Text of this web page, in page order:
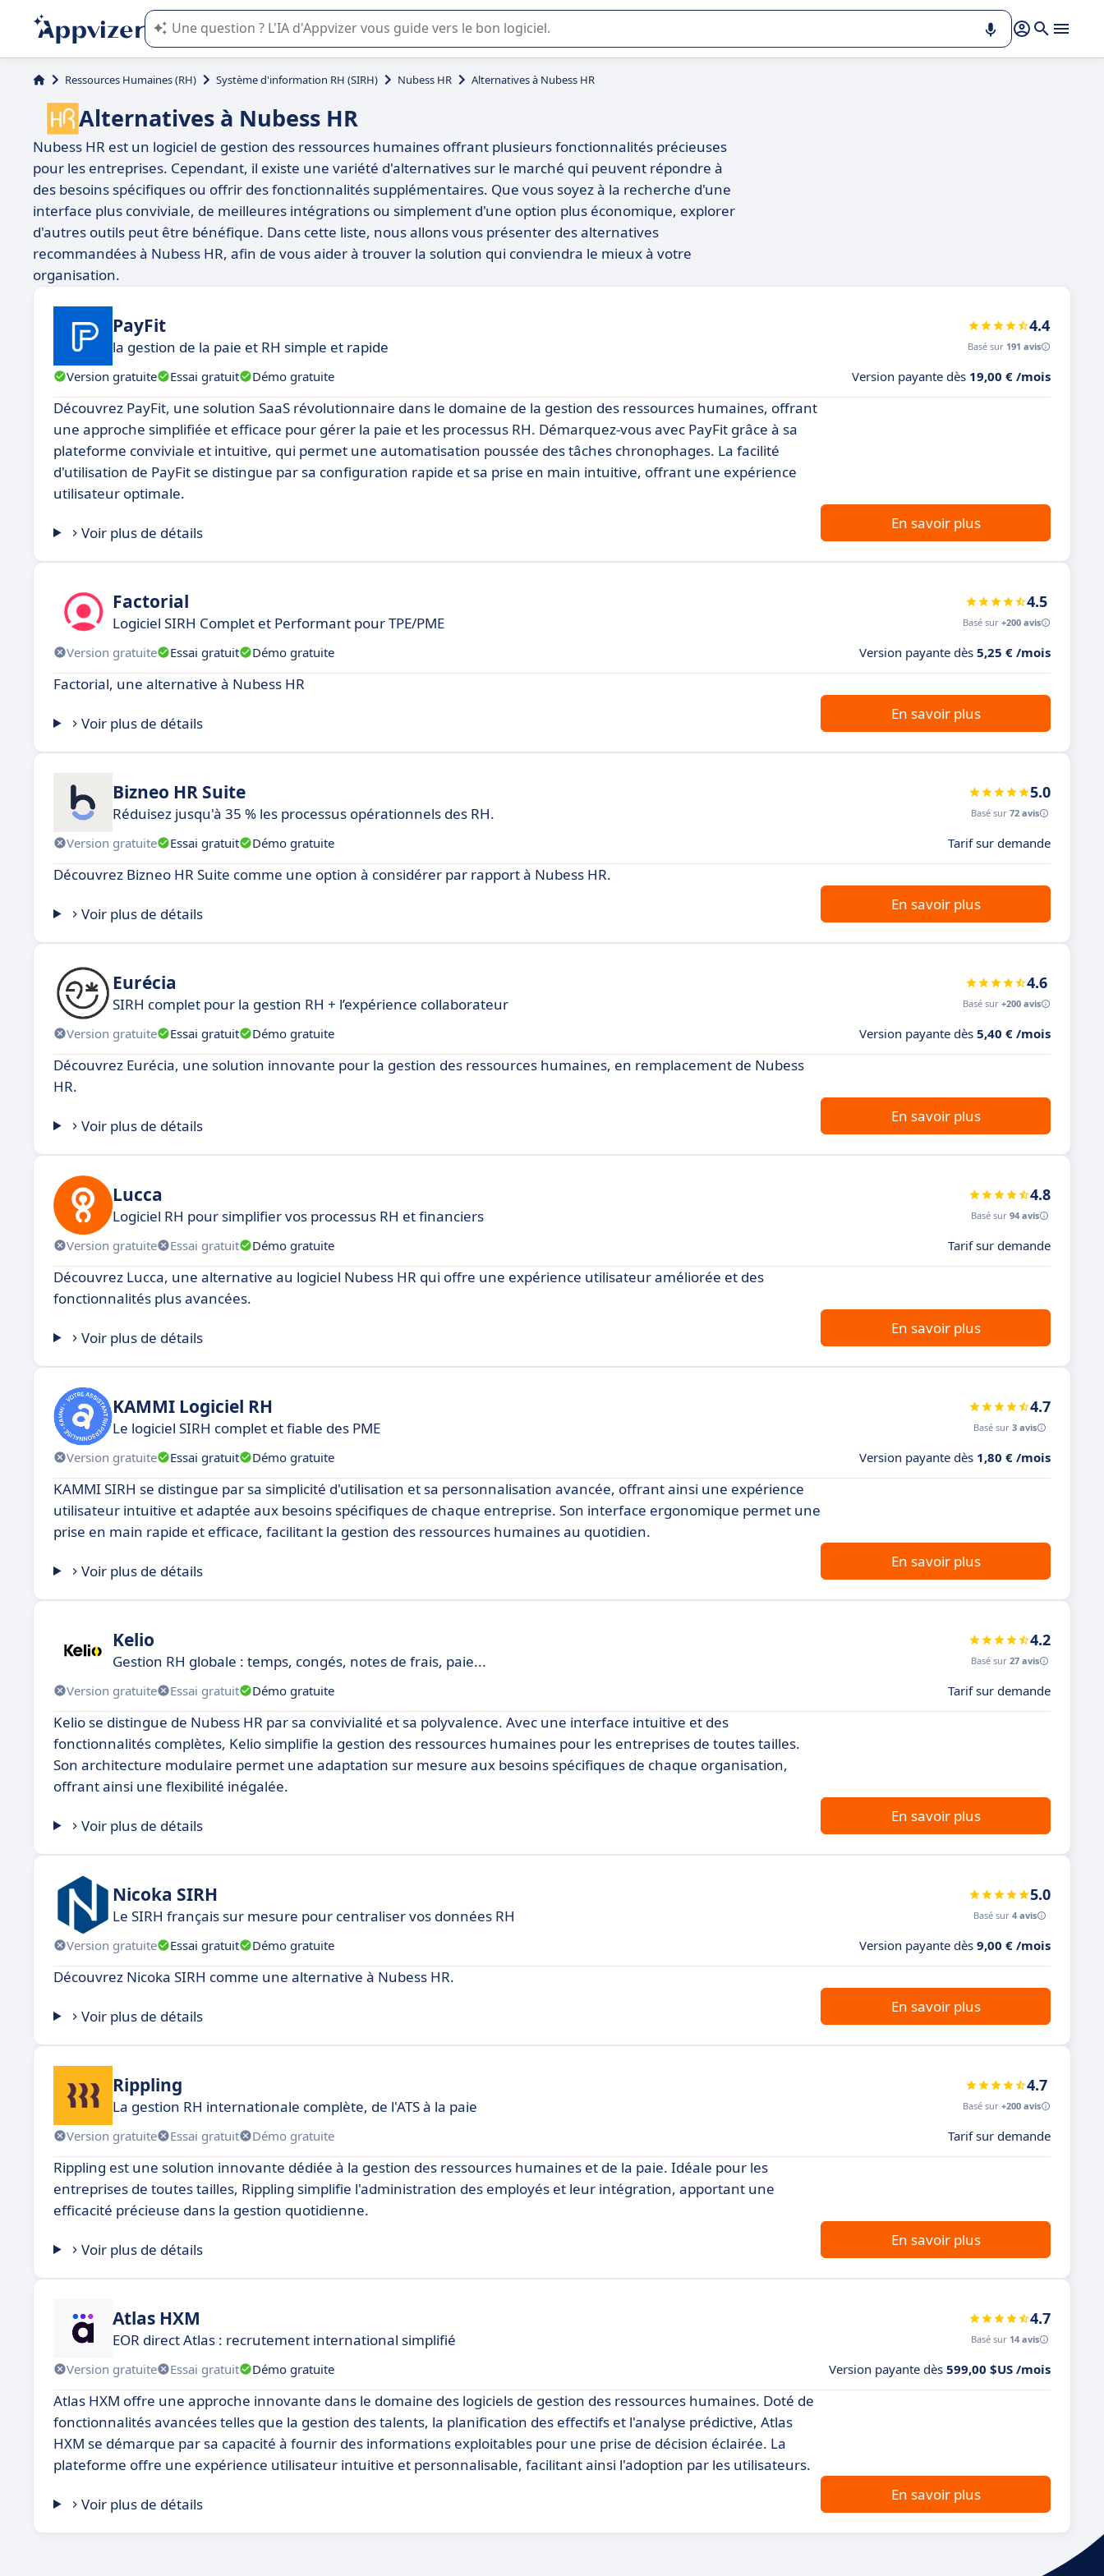
L'IA de Appvizer vous guide dans l'utilisation ou la sélection de logiciel SaaS en entreprise.
Ressources Humaines (RH) Système d'information RH (SIRH) Nubess HR Alternatives à Nubess HR
Alternatives à Nubess HR
Nubess HR est un logiciel de gestion des ressources humaines offrant plusieurs fonctionnalités précieuses
pour les entreprises. Cependant, il existe une variété d'alternatives sur le marché qui peuvent répondre à
des besoins spécifiques ou offrir des fonctionnalités supplémentaires. Que vous soyez à la recherche d'une
interface plus conviviale, de meilleures intégrations ou simplement d'une option plus économique, explorer
d'autres outils peut être bénéfique. Dans cette liste, nous allons vous présenter des alternatives
recommandées à Nubess HR, afin de vous aider à trouver la solution qui conviendra le mieux à votre
organisation.
PayFit
la gestion de la paie et RH simple et rapide
4.4
Basé sur 191 avis
Version gratuite Essai gratuit Démo gratuite Version payante dès 19,00 € /mois
Découvrez PayFit, une solution SaaS révolutionnaire dans le domaine de la gestion des ressources humaines, offrant
une approche simplifiée et efficace pour gérer la paie et les processus RH. Démarquez-vous avec PayFit grâce à sa
plateforme conviviale et intuitive, qui permet une automatisation poussée des tâches chronophages. La facilité
d'utilisation de PayFit se distingue par sa configuration rapide et sa prise en main intuitive, offrant une expérience
utilisateur optimale.
Voir plus de détails
En savoir plus
Factorial
Logiciel SIRH Complet et Performant pour TPE/PME
4.5
Basé sur +200 avis
Version gratuite Essai gratuit Démo gratuite Version payante dès 5,25 € /mois
Factorial, une alternative à Nubess HR
Voir plus de détails
En savoir plus
Bizneo HR Suite
Réduisez jusqu'à 35 % les processus opérationnels des RH.
5.0
Basé sur 72 avis
Version gratuite Essai gratuit Démo gratuite Tarif sur demande
Découvrez Bizneo HR Suite comme une option à considérer par rapport à Nubess HR.
Voir plus de détails
En savoir plus
Eurécia
SIRH complet pour la gestion RH + l’expérience collaborateur
4.6
Basé sur +200 avis
Version gratuite Essai gratuit Démo gratuite Version payante dès 5,40 € /mois
Découvrez Eurécia, une solution innovante pour la gestion des ressources humaines, en remplacement de Nubess
HR.
Voir plus de détails
En savoir plus
Lucca
Logiciel RH pour simplifier vos processus RH et financiers
4.8
Basé sur 94 avis
Version gratuite Essai gratuit Démo gratuite Tarif sur demande
Découvrez Lucca, une alternative au logiciel Nubess HR qui offre une expérience utilisateur améliorée et des
fonctionnalités plus avancées.
Voir plus de détails
En savoir plus
KAMMI Logiciel RH
Le logiciel SIRH complet et fiable des PME
4.7
Basé sur 3 avis
Version gratuite Essai gratuit Démo gratuite Version payante dès 1,80 € /mois
KAMMI SIRH se distingue par sa simplicité d'utilisation et sa personnalisation avancée, offrant ainsi une expérience
utilisateur intuitive et adaptée aux besoins spécifiques de chaque entreprise. Son interface ergonomique permet une
prise en main rapide et efficace, facilitant la gestion des ressources humaines au quotidien.
Voir plus de détails
En savoir plus
Kelio
Gestion RH globale : temps, congés, notes de frais, paie...
4.2
Basé sur 27 avis
Version gratuite Essai gratuit Démo gratuite Tarif sur demande
Kelio se distingue de Nubess HR par sa convivialité et sa polyvalence. Avec une interface intuitive et des
fonctionnalités complètes, Kelio simplifie la gestion des ressources humaines pour les entreprises de toutes tailles.
Son architecture modulaire permet une adaptation sur mesure aux besoins spécifiques de chaque organisation,
offrant ainsi une flexibilité inégalée.
Voir plus de détails
En savoir plus
Nicoka SIRH
Le SIRH français sur mesure pour centraliser vos données RH
5.0
Basé sur 4 avis
Version gratuite Essai gratuit Démo gratuite Version payante dès 9,00 € /mois
Découvrez Nicoka SIRH comme une alternative à Nubess HR.
Voir plus de détails
En savoir plus
Rippling
La gestion RH internationale complète, de l'ATS à la paie
4.7
Basé sur +200 avis
Version gratuite Essai gratuit Démo gratuite Tarif sur demande
Rippling est une solution innovante dédiée à la gestion des ressources humaines et de la paie. Idéale pour les
entreprises de toutes tailles, Rippling simplifie l'administration des employés et leur intégration, apportant une
efficacité précieuse dans la gestion quotidienne.
Voir plus de détails
En savoir plus
Atlas HXM
EOR direct Atlas : recrutement international simplifié
4.7
Basé sur 14 avis
Version gratuite Essai gratuit Démo gratuite Version payante dès 599,00 $US /mois
Atlas HXM offre une approche innovante dans le domaine des logiciels de gestion des ressources humaines. Doté de
fonctionnalités avancées telles que la gestion des talents, la planification des effectifs et l'analyse prédictive, Atlas
HXM se démarque par sa capacité à fournir des informations exploitables pour une prise de décision éclairée. La
plateforme offre une expérience utilisateur intuitive et personnalisable, facilitant ainsi l'adoption par les utilisateurs.
Voir plus de détails
En savoir plus